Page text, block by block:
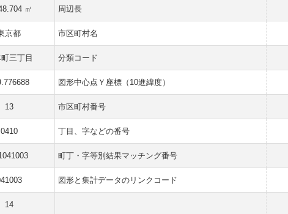
㎡ 周辺長
京都 市区町村名
三丁目 分類コード
図形中心点Ｙ座標（10進緯度）
13 市区町村番号
0410 丁目、字などの番号
町丁・字等別結果マッチング番号
図形と集計データのリンクコード
14